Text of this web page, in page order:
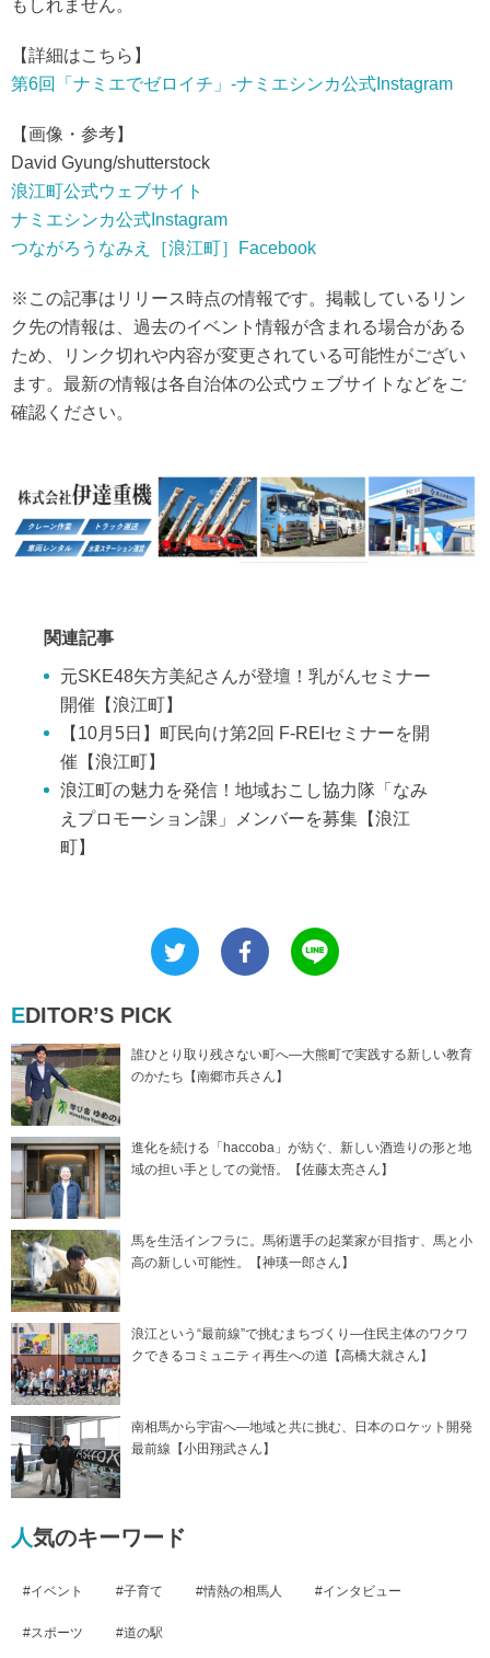
もしれません。
【詳細はこちら】
第6回「ナミエでゼロイチ」-ナミエシンカ公式Instagram
【画像・参考】
David Gyung/shutterstock
浪江町公式ウェブサイト
ナミエシンカ公式Instagram
つながろうなみえ［浪江町］Facebook
※この記事はリリース時点の情報です。掲載しているリン
ク先の情報は、過去のイベント情報が含まれる場合がある
ため、リンク切れや内容が変更されている可能性がござい
ます。最新の情報は各自治体の公式ウェブサイトなどをご
確認ください。
関連記事
元SKE48矢方美紀さんが登壇！乳がんセミナー
開催【浪江町】
【10月5日】町民向け第2回 F-REIセミナーを開
催【浪江町】
浪江町の魅力を発信！地域おこし協力隊「なみ
えプロモーション課」メンバーを募集【浪江
町】
EDITOR’S PICK
誰ひとり取り残さない町へ―大熊町で実践する新しい教育
のかたち【南郷市兵さん】
進化を続ける「haccoba」が紡ぐ、新しい酒造りの形と地
域の担い手としての覚悟。【佐藤太亮さん】
馬を生活インフラに。馬術選手の起業家が目指す、馬と小
高の新しい可能性。【神瑛一郎さん】
浪江という“最前線”で挑むまちづくり―住民主体のワクワ
クできるコミュニティ再生への道【高橋大就さん】
南相馬から宇宙へ―地域と共に挑む、日本のロケット開発
最前線【小田翔武さん】
人気のキーワード
イベント 子育て 情熱の相馬人 インタビュー
スポーツ 道の駅